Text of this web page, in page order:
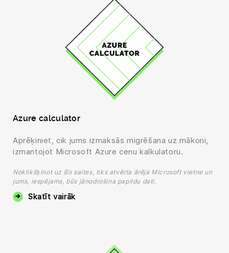
Azure calculator
Aprēķiniet, cik jums izmaksās migrēšana uz mākoni,
izmantojot Microsoft Azure cenu kalkulatoru.
Noklikšķinot uz šīs saites, tiks atvērta ārēja Microsoft vietne un
jums, iespējams, būs jānodrošina papildu dati.
Skatīt vairāk